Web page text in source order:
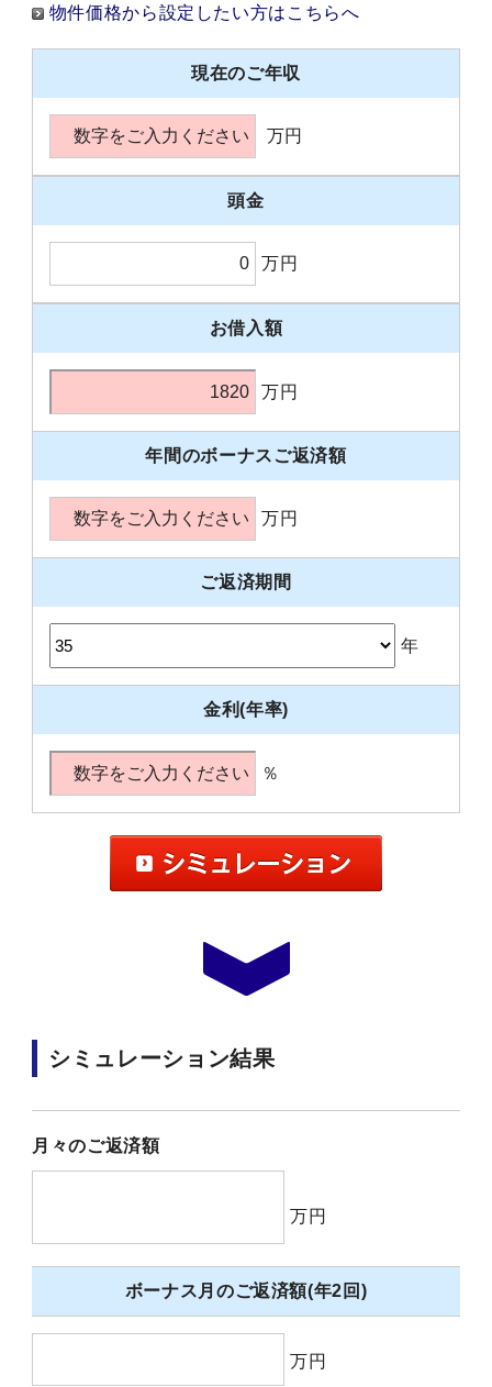
物件価格から設定したい方はこちらへ
現在のご年収
万円
頭金
万円
お借入額
万円
年間のボーナスご返済額
万円
ご返済期間
年
金利(年率)
％
シミュレーション結果
月々のご返済額
万円
ボーナス月のご返済額(年2回)
万円